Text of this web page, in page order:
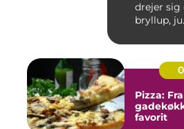
drejer sig
bryllup,
Pizza:
favorit